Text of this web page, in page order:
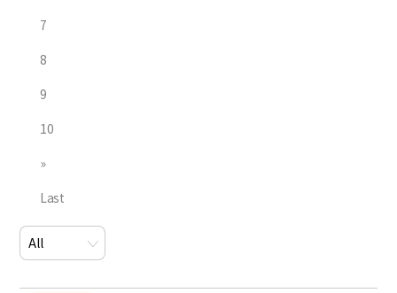
7
8
9
10
»
Last